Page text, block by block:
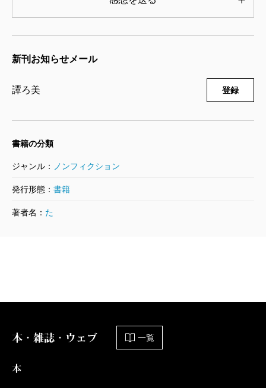
亨・内山完造・田中義一ら有名無名の日本人が関わ
り、1920年代・30年代の空気が濃密に甦る。
織田信長の出現が戦国時代を終結させたなどと説く
の英雄が歴史を作るのではなく、時代の要請が人を選
しても、一人の共産党員も逃すな」との指示を出さな
ければ、冒頭で記した事態はなかった。1927年4月12
日、上海で多くの学生や労働者が共産党員か否かの区
にある。
経質そうで、それでいて社会の本質を見通してやるぞ
ット検索をすると見ることができる。14歳で来日して
新刊お知らせメール
譚ろ美 登録
書籍の分類
ジャンル： ノンフィクション
発行形態： 書籍
著者名： た
本・雑誌・ウェブ 一覧
本